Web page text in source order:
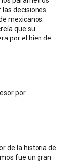
las decisiones
mexicanos.
que su
por el bien de
por
de la historia de
fue un gran